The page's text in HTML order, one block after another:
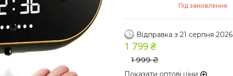
Під замовлення
Відправка з 21 серпня 2026
1 999 ₴
1 799 ₴
Показати оптові ціни